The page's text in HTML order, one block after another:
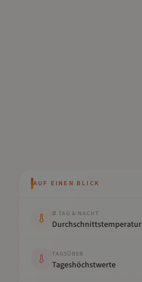
AUF EINEN BLICK
Ø TAG & NACHT
Durchschnittstemperatur
TAGSÜBER
Tageshöchstwerte